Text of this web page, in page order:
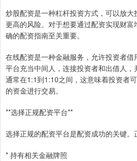
炒股配资是一种杠杆投资方式，可以放
更高的风险。对于想要通过配资实现财
确的配资指南至关重要。
在线配资是一种金融服务，允许投资者
平台充当中间人，连接投资者和出借人
通常在1:1到1:10之间，这意味着投资者
的资金进行交易。
**选择正规配资平台**
选择正规的配资平台是配资成功的关键。
* 持有相关金融牌照